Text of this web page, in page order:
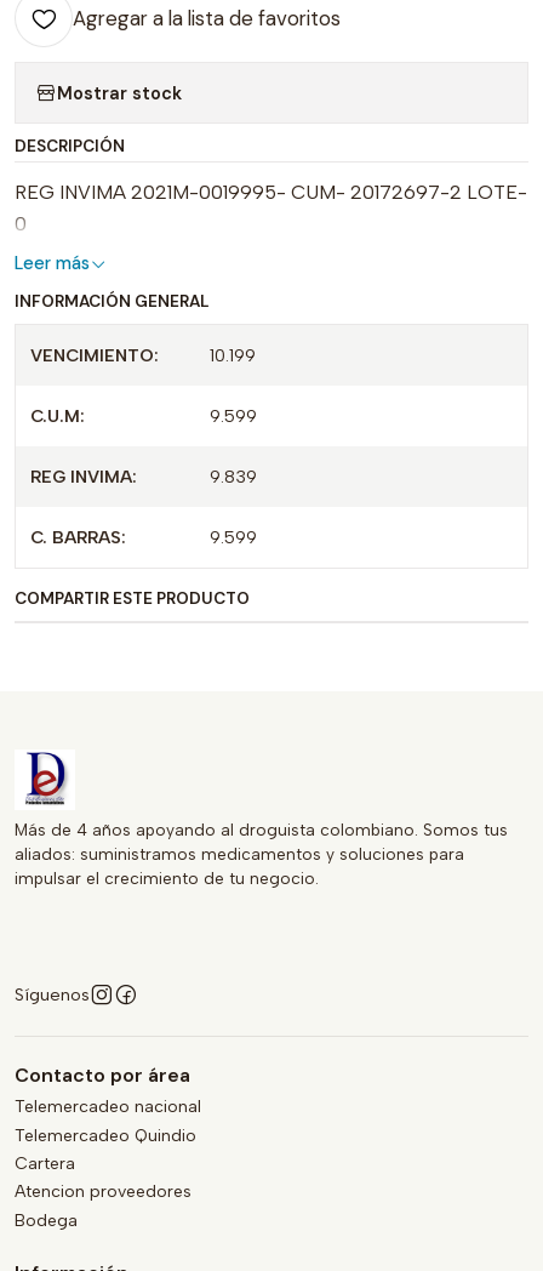
Agregar a la lista de favoritos
Mostrar stock
DESCRIPCIÓN
REG INVIMA 2021M-0019995- CUM- 20172697-2 LOTE-
0
Leer más
INFORMACIÓN GENERAL
VENCIMIENTO: 10.199
C.U.M: 9.599
REG INVIMA: 9.839
C. BARRAS: 9.599
COMPARTIR ESTE PRODUCTO
Más de 4 años apoyando al droguista colombiano. Somos tus
aliados: suministramos medicamentos y soluciones para
impulsar el crecimiento de tu negocio.
Síguenos
Contacto por área
Telemercadeo nacional
Telemercadeo Quindio
Cartera
Atencion proveedores
Bodega